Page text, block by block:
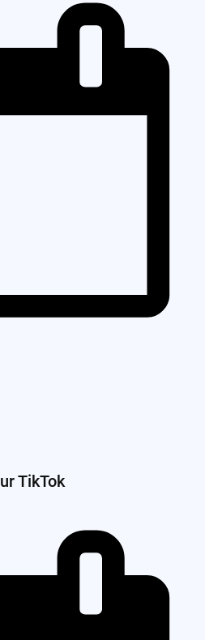
TikTok